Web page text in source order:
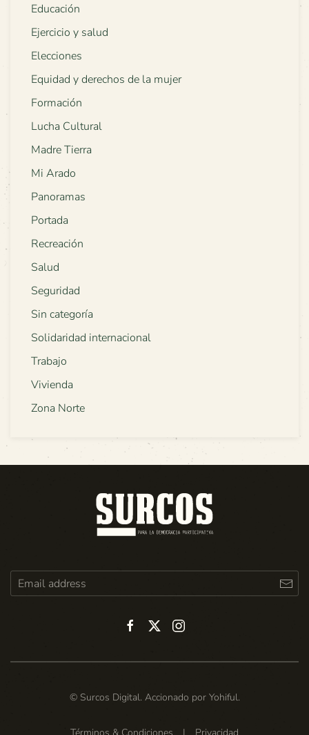
Educación
Ejercicio y salud
Elecciones
Equidad y derechos de la mujer
Formación
Lucha Cultural
Madre Tierra
Mi Arado
Panoramas
Portada
Recreación
Salud
Seguridad
Sin categoría
Solidaridad internacional
Trabajo
Vivienda
Zona Norte
© Surcos Digital. Accionado por Yohiful.